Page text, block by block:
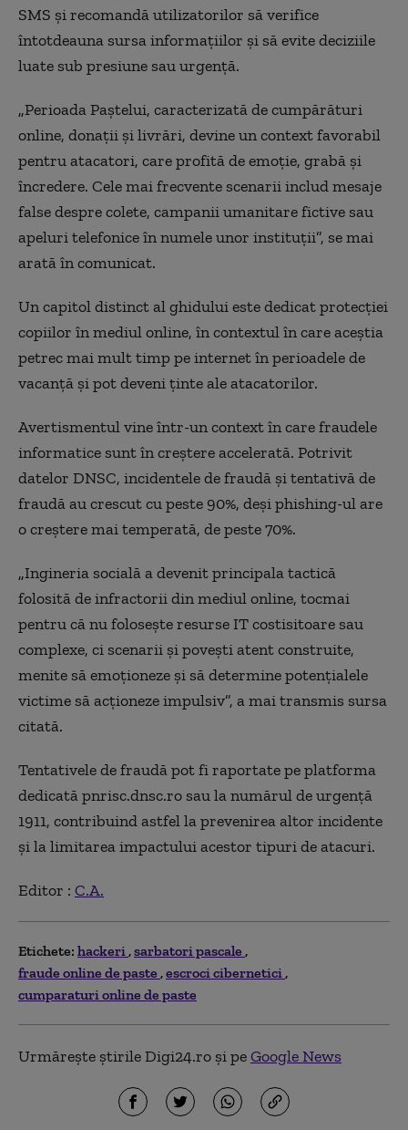
SMS şi recomandă utilizatorilor să verifice
întotdeauna sursa informaţiilor şi să evite deciziile
luate sub presiune sau urgenţă.
„Perioada Paştelui, caracterizată de cumpărături
online, donaţii şi livrări, devine un context favorabil
pentru atacatori, care profită de emoţie, grabă şi
încredere. Cele mai frecvente scenarii includ mesaje
false despre colete, campanii umanitare fictive sau
apeluri telefonice în numele unor instituţii”, se mai
arată în comunicat.
Un capitol distinct al ghidului este dedicat protecţiei
copiilor în mediul online, în contextul în care aceştia
petrec mai mult timp pe internet în perioadele de
vacanţă şi pot deveni ţinte ale atacatorilor.
Avertismentul vine într-un context în care fraudele
informatice sunt în creştere accelerată. Potrivit
datelor DNSC, incidentele de fraudă şi tentativă de
fraudă au crescut cu peste 90%, deşi phishing-ul are
o creştere mai temperată, de peste 70%.
„Ingineria socială a devenit principala tactică
folosită de infractorii din mediul online, tocmai
pentru că nu foloseşte resurse IT costisitoare sau
complexe, ci scenarii şi poveşti atent construite,
menite să emoţioneze şi să determine potenţialele
victime să acţioneze impulsiv”, a mai transmis sursa
citată.
Tentativele de fraudă pot fi raportate pe platforma
dedicată pnrisc.dnsc.ro sau la numărul de urgenţă
1911, contribuind astfel la prevenirea altor incidente
şi la limitarea impactului acestor tipuri de atacuri.
Editor : C.A.
Etichete: hackeri sarbatori pascale
fraude online de paste escroci cibernetici
cumparaturi online de paste
Urmărește știrile Digi24.ro și peGoogle News